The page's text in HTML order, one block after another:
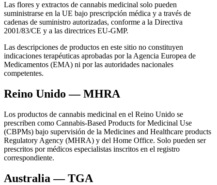
Las flores y extractos de cannabis medicinal solo pueden
suministrarse en la UE bajo prescripción médica y a través de
cadenas de suministro autorizadas, conforme a la Directiva
2001/83/CE y a las directrices EU-GMP.
Las descripciones de productos en este sitio no constituyen
indicaciones terapéuticas aprobadas por la Agencia Europea de
Medicamentos (EMA) ni por las autoridades nacionales
competentes.
Reino Unido — MHRA
Los productos de cannabis medicinal en el Reino Unido se
prescriben como Cannabis-Based Products for Medicinal Use
(CBPMs) bajo supervisión de la Medicines and Healthcare products
Regulatory Agency (MHRA) y del Home Office. Solo pueden ser
prescritos por médicos especialistas inscritos en el registro
correspondiente.
Australia — TGA